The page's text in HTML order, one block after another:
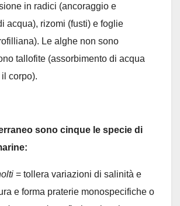
in radici (ancoraggio e
acqua), rizomi (fusti) e foglie
Le alghe non sono
tallofite (assorbimento di acqua
corpo).
sono cinque le specie di
= tollera variazioni di salinità e
e forma praterie monospecifiche o